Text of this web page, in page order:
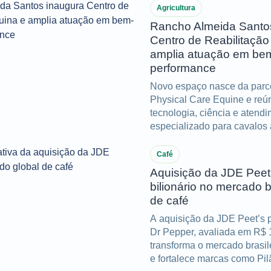
Agricultura
Rancho Almeida
Centro de
amplia atuação em
performance
Novo espaço nasce da
Physical Care Equine e
tecnologia, ciência e
especializado para cavalos
Café
Aquisição da JDE
bilionário no mercado
de café
A aquisição da JDE Peet’s
Dr Pepper, avaliada em R$
transforma o mercado
e fortalece marcas como